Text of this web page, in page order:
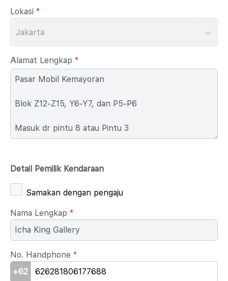
Lokasi *
Jakarta
Alamat Lengkap *
Detail Pemilik Kendaraan
Samakan dengan pengaju
Nama Lengkap *
No. Handphone *
+62